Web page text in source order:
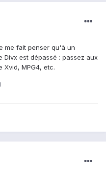
me fait penser qu'à un
Divx est dépassé : passez aux
Xvid, MPG4, etc.